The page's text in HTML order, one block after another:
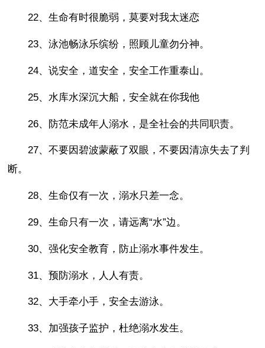
22、生命有时很脆弱，莫要对我太迷恋
23、泳池畅泳乐缤纷，照顾儿童勿分神。
24、说安全，道安全，安全工作重泰山。
25、水库水深沉大船，安全就在你我他
26、防范未成年人溺水，是全社会的共同职责。
27、不要因碧波蒙蔽了双眼，不要因清凉失去了判
断。
28、生命仅有一次，溺水只差一念。
29、生命只有一次，请远离“水”边。
30、强化安全教育，防止溺水事件发生。
31、预防溺水，人人有责。
32、大手牵小手，安全去游泳。
33、加强孩子监护，杜绝溺水发生。